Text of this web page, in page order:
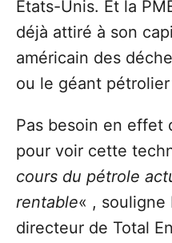
Etats-Unis. Et la
déjà attiré à son
américain des
ou le géant
Pas besoin en effet
pour voir cette
cours du pétrole
rentable« , souligne
directeur de Total